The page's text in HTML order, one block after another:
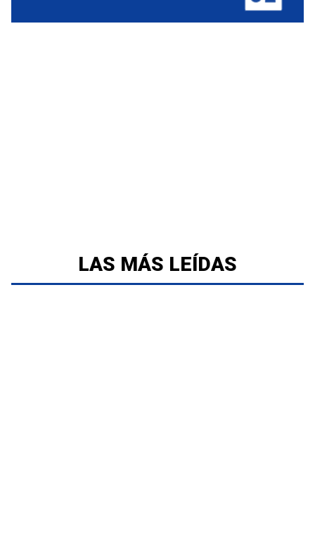
LAS MÁS LEÍDAS